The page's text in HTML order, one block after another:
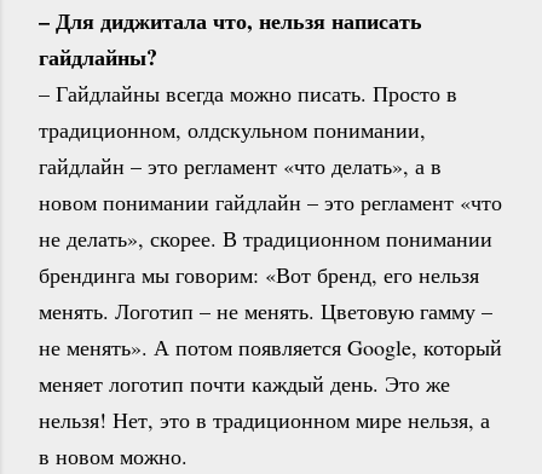
– Для диджитала что, нельзя написать
гайдлайны?
– Гайдлайны всегда можно писать. Просто в
традиционном, олдскульном понимании,
гайдлайн – это регламент «что делать», а в
новом понимании гайдлайн – это регламент «что
не делать», скорее. В традиционном понимании
брендинга мы говорим: «Вот бренд, его нельзя
менять. Логотип – не менять. Цветовую гамму –
не менять». А потом появляется Google, который
меняет логотип почти каждый день. Это же
нельзя! Нет, это в традиционном мире нельзя, а
в новом можно.